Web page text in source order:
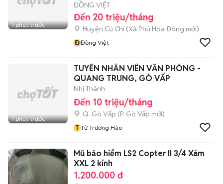
1 phút trước
ĐỒNG VIỆT
Đến 20 triệu/tháng
Huyện Củ Chi (Xã Phú Hòa Đông mới)
ĐĐồng Việt
1 phút trước
TUYỂN NHÂN VIÊN VĂN PHÒNG -
QUANG TRUNG, GÒ VẤP
Nhị Thành
Đến 10 triệu/tháng
Q. Gò Vấp (P. Gò Vấp mới)
T Từ Trương Hào
Mũ bảo hiểm LS2 Copter II 3/4 Xám
XXL 2 kính
1.200.000 đ